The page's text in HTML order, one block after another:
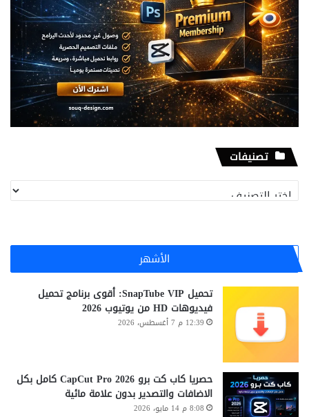
تصنيفات
تصنيفات
الأشهر
تحميل SnapTube VIP: أقوى برنامج تحميل
فيديوهات HD من يوتيوب 2026
12:39 م 7 أغسطس، 2026
حصريا كاب كت برو CapCut Pro 2026 كامل بكل
الاضافات والتصدير بدون علامة مائية
8:08 م 14 مايو، 2026